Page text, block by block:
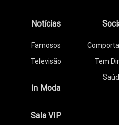
Notícias
Famosos
Televisão
In Moda
Sala VIP
Tem